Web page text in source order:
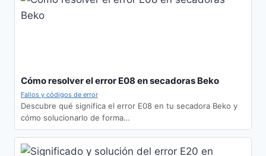
Cómo resolver el error E08 en secadoras Beko
Fallos y códigos de error
Descubre qué significa el error E08 en tu secadora Beko y
cómo solucionarlo de forma…